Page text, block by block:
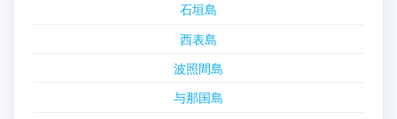
石垣島
西表島
波照間島
与那国島